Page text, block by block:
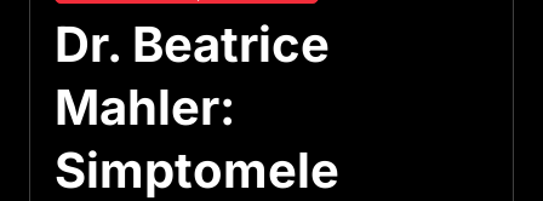
Dr. Beatrice
Mahler:
Simptomele